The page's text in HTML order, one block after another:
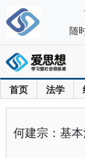
首页 法学
何建宗：基
随